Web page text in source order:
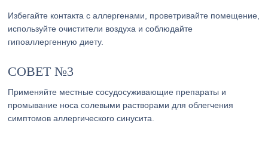
Избегайте контакта с аллергенами, проветривайте помещение,
используйте очистители воздуха и соблюдайте
гипоаллергенную диету.
СОВЕТ №3
Применяйте местные сосудосуживающие препараты и
промывание носа солевыми растворами для облегчения
симптомов аллергического синусита.